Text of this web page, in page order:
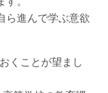
ら進んで学ぶ意欲
くことが望まし